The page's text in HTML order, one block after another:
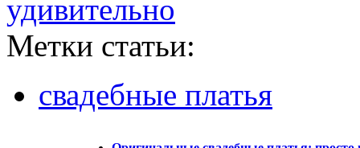
удивительно
Метки статьи:
свадебные платья